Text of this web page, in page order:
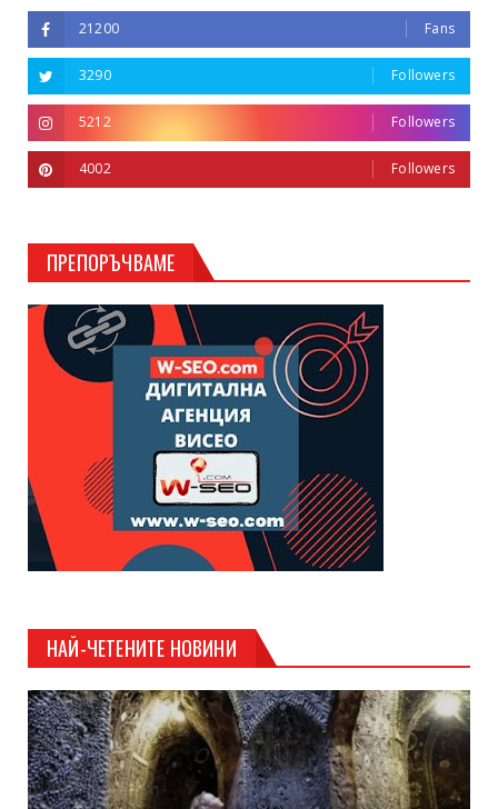
21200 Fans
3290 Followers
5212 Followers
4002 Followers
ПРЕПОРЪЧВАМЕ
НАЙ-ЧЕТЕНИТЕ НОВИНИ